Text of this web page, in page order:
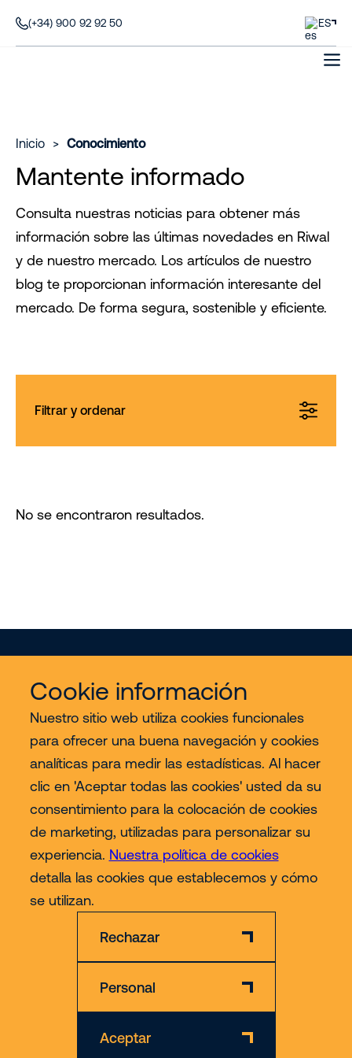
Cookie información
Nuestro sitio web utiliza cookies funcionales
para ofrecer una buena navegación y cookies
analíticas para medir las estadísticas. Al hacer
clic en 'Aceptar todas las cookies' usted da su
consentimiento para la colocación de cookies
de marketing, utilizadas para personalizar su
experiencia. Nuestra política de cookies
detalla las cookies que establecemos y cómo
se utilizan.
Rechazar
Personal
Aceptar
(+34) 900 92 92 50 ES
Inicio > Conocimiento
Mantente informado
Consulta nuestras noticias para obtener más
información sobre las últimas novedades en Riwal
y de nuestro mercado. Los artículos de nuestro
blog te proporcionan información interesante del
mercado. De forma segura, sostenible y eficiente.
Filtrar y ordenar
No se encontraron resultados.
Servicios
Sectores
Contact
Más
© 2026 Riwal - All rights reserved